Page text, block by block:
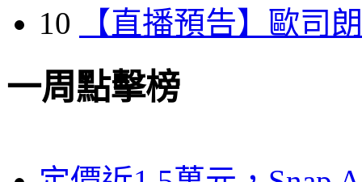
10
【直播預告】歐司
一周點擊榜